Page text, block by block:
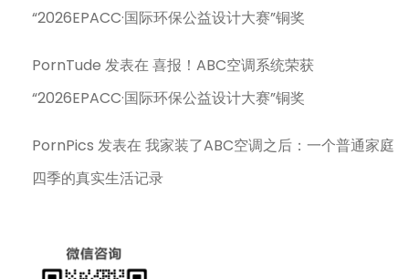
“2026EPACC·国际环保公益设计大赛”铜奖
PornTude 发表在喜报！ABC空调系统荣获
“2026EPACC·国际环保公益设计大赛”铜奖
PornPics 发表在我家装了ABC空调之后：一个普通家庭
四季的真实生活记录